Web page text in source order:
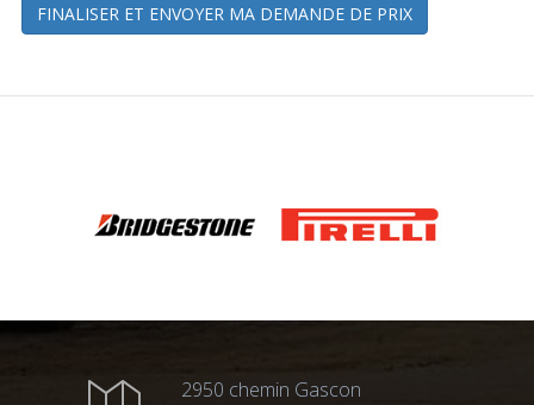
FINALISER ET ENVOYER MA DEMANDE DE PRIX
2950 chemin Gascon